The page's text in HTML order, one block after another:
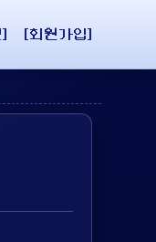
[회원가입]